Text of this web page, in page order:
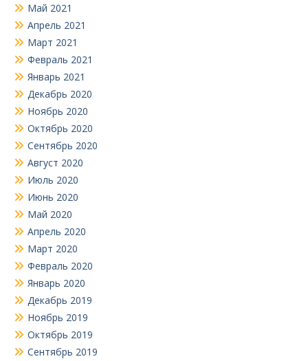
Май 2021
Апрель 2021
Март 2021
Февраль 2021
Январь 2021
Декабрь 2020
Ноябрь 2020
Октябрь 2020
Сентябрь 2020
Август 2020
Июль 2020
Июнь 2020
Май 2020
Апрель 2020
Март 2020
Февраль 2020
Январь 2020
Декабрь 2019
Ноябрь 2019
Октябрь 2019
Сентябрь 2019